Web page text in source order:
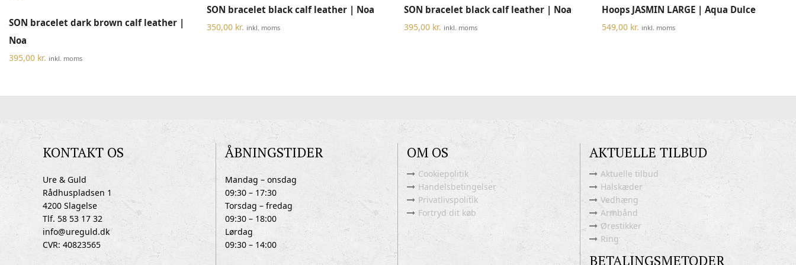
vare
varesiden
SON bracelet dark brown calf leather |
Noa
395,00 kr. inkl. moms
vare
SON bracelet black calf leather | Noa
350,00 kr. inkl. moms
vare
SON bracelet black calf leather | Noa
395,00 kr. inkl. moms
Hoops JASMIN LARGE | Aqua Dulce
549,00 kr. inkl. moms
KONTAKT OS
Ure & Guld
Rådhuspladsen 1
4200 Slagelse
Tlf. 58 53 17 32
info@ureguld.dk
CVR: 40823565
ÅBNINGSTIDER
Mandag – onsdag
09:30 – 17:30
Torsdag – fredag
09:30 – 18:00
Lørdag
09:30 – 14:00
OM OS
Cookiepolitik
Handelsbetingelser
Privatlivspolitik
Fortryd dit køb
AKTUELLE TILBUD
Aktuelle tilbud
Halskæder
Vedhæng
Armbånd
Ørestikker
Ring
BETALINGSMETODER